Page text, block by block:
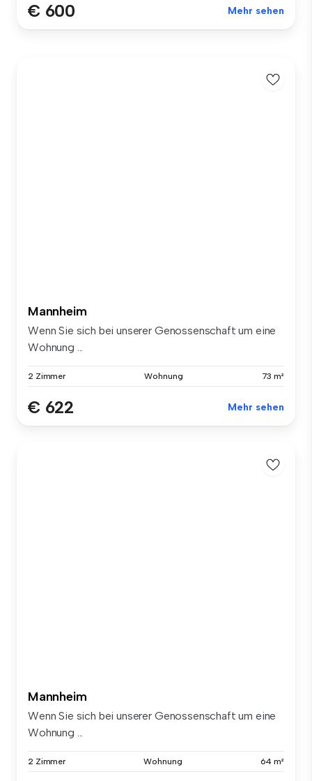
€ 600 Mehr sehen
Mannheim
Wenn Sie sich bei unserer Genossenschaft um eine
Wohnung ...
2 Zimmer Wohnung 73 m²
€ 622 Mehr sehen
Mannheim
Wenn Sie sich bei unserer Genossenschaft um eine
Wohnung ...
2 Zimmer Wohnung 64 m²